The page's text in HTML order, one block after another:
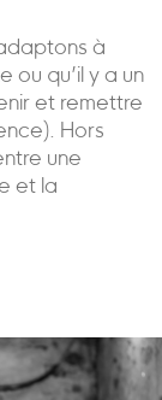
à
ou qu’il y a un
et remettre
Hors
une
et la